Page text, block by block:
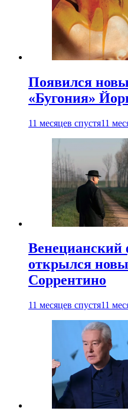
Появился
«Бугония»
11 месяцев спустя11
Венецианский
открылся
Соррентино
11 месяцев спустя11